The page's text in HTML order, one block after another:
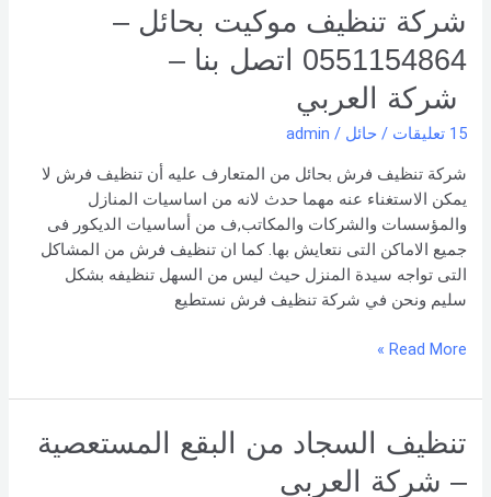
شركة تنظيف موكيت بحائل –
0551154864 اتصل بنا –
شركة العربي
15 تعليقات / حائل /
admin
شركة تنظيف فرش بحائل من المتعارف عليه أن تنظيف فرش لا
يمكن الاستغناء عنه مهما حدث لانه من اساسيات المنازل
والمؤسسات والشركات والمكاتب,ف من أساسيات الديكور فى
جميع الاماكن التى نتعايش بها. كما ان تنظيف فرش من المشاكل
التى تواجه سيدة المنزل حيث ليس من السهل تنظيفه بشكل
سليم ونحن في شركة تنظيف فرش نستطيع
Read More »
تنظيف السجاد من البقع المستعصية
– شركة العربي
تنظيف
السجاد
من